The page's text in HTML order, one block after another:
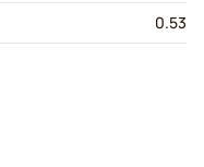
0.53